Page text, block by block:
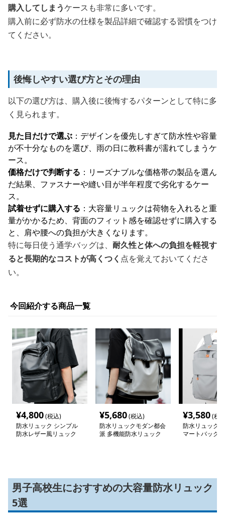
購入してしまうケースも非常に多いです。
購入前に必ず防水の仕様を製品詳細で確認する習慣をつけ
てください。
後悔しやすい選び方とその理由
以下の選び方は、購入後に後悔するパターンとして特に多
く見られます。
見た目だけで選ぶ ：デザインを優先しすぎて防水性や容量
が不十分なものを選び、雨の日に教科書が濡れてしまうケ
ース。
価格だけで判断する ：リーズナブルな価格帯の製品を選ん
だ結果、ファスナーや縫い目が半年程度で劣化するケー
ス。
試着せずに購入する ：大容量リュックは荷物を入れると重
量がかかるため、背面のフィット感を確認せずに購入する
と、肩や腰への負担が大きくなります。
特に毎日使う通学バッグは、 耐久性と体への負担を軽視す
ると長期的なコストが高くつく 点を覚えておいてくださ
い。
今回紹介する商品一覧
¥4,800(税込)
防水リュック シンプル
防水レザー風リュック
¥5,680(税込)
防水リュックモダン都会
派 多機能防水リュック
¥3,580(税
防水リュック
マートバック
男子高校生におすすめの大容量防水リュック
5選